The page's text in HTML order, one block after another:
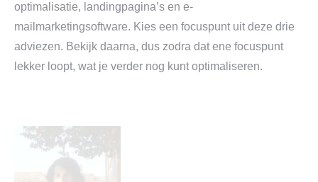
optimalisatie, landingpagina’s en e-
mailmarketingsoftware. Kies een focuspunt uit deze drie
adviezen. Bekijk daarna, dus zodra dat ene focuspunt
lekker loopt, wat je verder nog kunt optimaliseren.